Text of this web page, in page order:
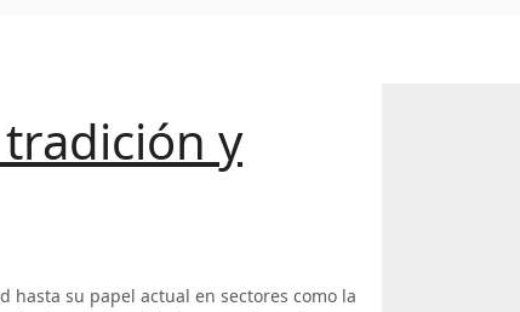
y
su papel actual en sectores como la